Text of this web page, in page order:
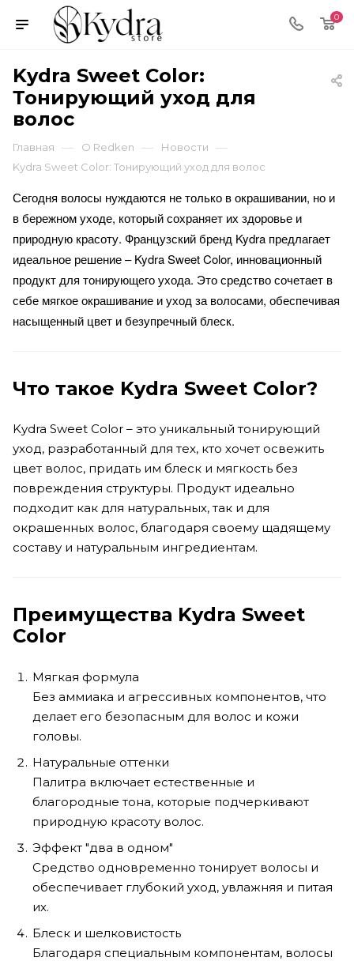
0
Kydra Sweet Color:
Тонирующий уход для
волос
Главная — О Redken — Новости —
Kydra Sweet Color: Тонирующий уход для волос
Сегодня волосы нуждаются не только в окрашивании, но и
в бережном уходе, который сохраняет их здоровье и
природную красоту. Французский бренд Kydra предлагает
идеальное решение – Kydra Sweet Color, инновационный
продукт для тонирующего ухода. Это средство сочетает в
себе мягкое окрашивание и уход за волосами, обеспечивая
насыщенный цвет и безупречный блеск.
Что такое Kydra Sweet Color?
Kydra Sweet Color – это уникальный тонирующий
уход, разработанный для тех, кто хочет освежить
цвет волос, придать им блеск и мягкость без
повреждения структуры. Продукт идеально
подходит как для натуральных, так и для
окрашенных волос, благодаря своему щадящему
составу и натуральным ингредиентам.
Преимущества Kydra Sweet
Color
Мягкая формула
Без аммиака и агрессивных компонентов, что
делает его безопасным для волос и кожи
головы.
Натуральные оттенки
Палитра включает естественные и
благородные тона, которые подчеркивают
природную красоту волос.
Эффект "два в одном"
Средство одновременно тонирует волосы и
обеспечивает глубокий уход, увлажняя и питая
их.
Блеск и шелковистость
Благодаря специальным компонентам, волосы